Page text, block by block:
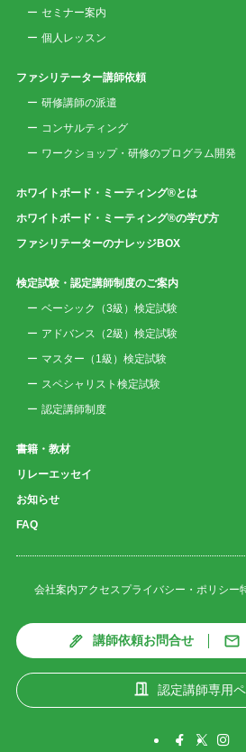
セミナー案内
個人レッスン
ファシリテーター講師依頼
研修講師の派遣
コンサルティング
ワークショップ・研修のプログラム開発
ホワイトボード・ミーティング®とは
ホワイトボード・ミーティング®の学び方
ファシリテーターのナレッジBOX
検定試験・認定講師制度のご案内
ベーシック（3級）検定試験
アドバンス（2級）検定試験
マスター（1級）検定試験
スペシャリスト検定試験
認定講師制度
書籍・教材
リレーエッセイ
お知らせ
FAQ
会社案内アクセスプライバシー・ポリシー
講師依頼お問合せ
認定講師専用